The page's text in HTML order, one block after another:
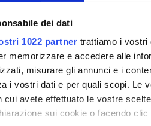
dei dati
1022 partner trattiamo i vostri
memorizzare e accedere alle
misurare gli annunci e i
i vostri dati e per quali scopi. Le
cui avete effettuato le vostre
sui cookie o facendo
Commissione Europea
PROJECT